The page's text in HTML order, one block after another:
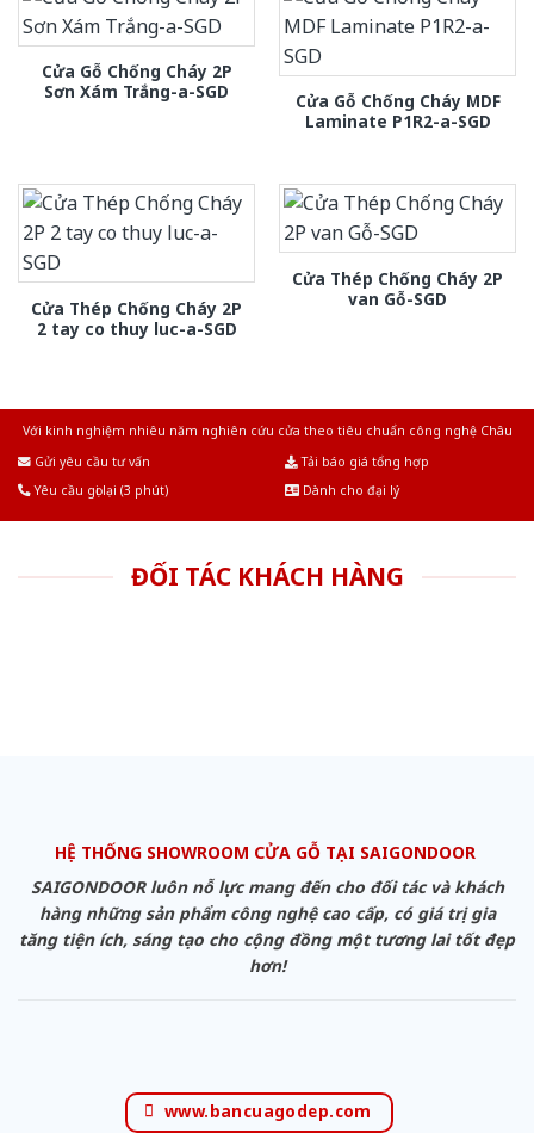
Cửa Gỗ Chống Cháy 2P
Sơn Xám Trắng-a-SGD
Cửa Gỗ Chống Cháy MDF
Laminate P1R2-a-SGD
Cửa Thép Chống Cháy 2P
2 tay co thuy luc-a-SGD
Cửa Thép Chống Cháy 2P
van Gỗ-SGD
Với kinh nghiệm nhiêu năm nghiên cứu cửa theo tiêu chuẩn công nghệ Châu
Gửi yêu cầu tư vấn
Tải báo giá tổng hợp
Yêu cầu gọi lại (3 phút)
Dành cho đại lý
ĐỐI TÁC KHÁCH HÀNG
HỆ THỐNG SHOWROOM CỬA GỖ TẠI SAIGONDOOR
SAIGONDOOR luôn nỗ lực mang đến cho đối tác và khách
hàng những sản phẩm công nghệ cao cấp, có giá trị gia
tăng tiện ích, sáng tạo cho cộng đồng một tương lai tốt đẹp
hơn!
www.bancuagodep.com